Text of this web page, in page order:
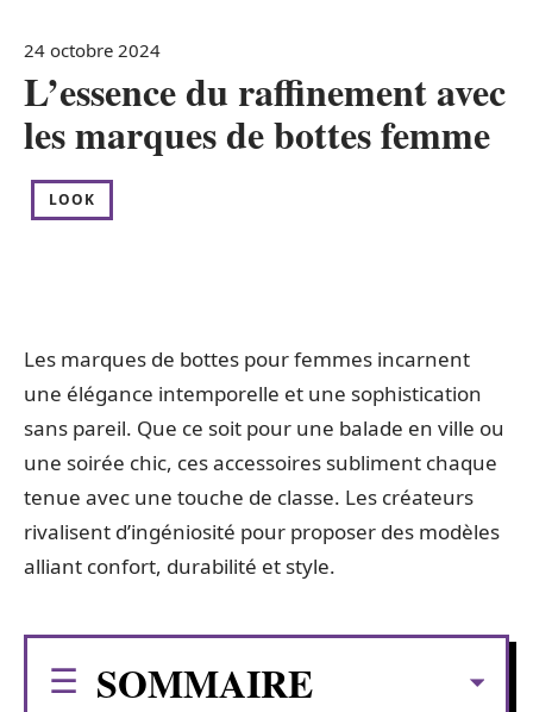
24 octobre 2024
L’essence du raffinement avec
les marques de bottes femme
LOOK
Les marques de bottes pour femmes incarnent
une élégance intemporelle et une sophistication
sans pareil. Que ce soit pour une balade en ville ou
une soirée chic, ces accessoires subliment chaque
tenue avec une touche de classe. Les créateurs
rivalisent d’ingéniosité pour proposer des modèles
alliant confort, durabilité et style.
SOMMAIRE